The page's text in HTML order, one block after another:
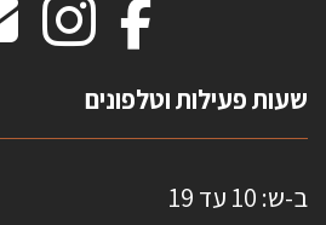
מדבקות אנטי סאן
שעות פעילות וטלפונים
ב-ש: 10 עד 19